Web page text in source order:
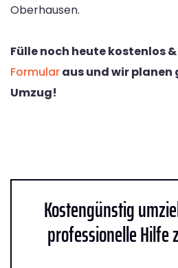
Oberhausen.
Fülle noch heute kostenlos
Formularaus und wir planen
Umzug!
Kostengünstig
professionelle Hilfe